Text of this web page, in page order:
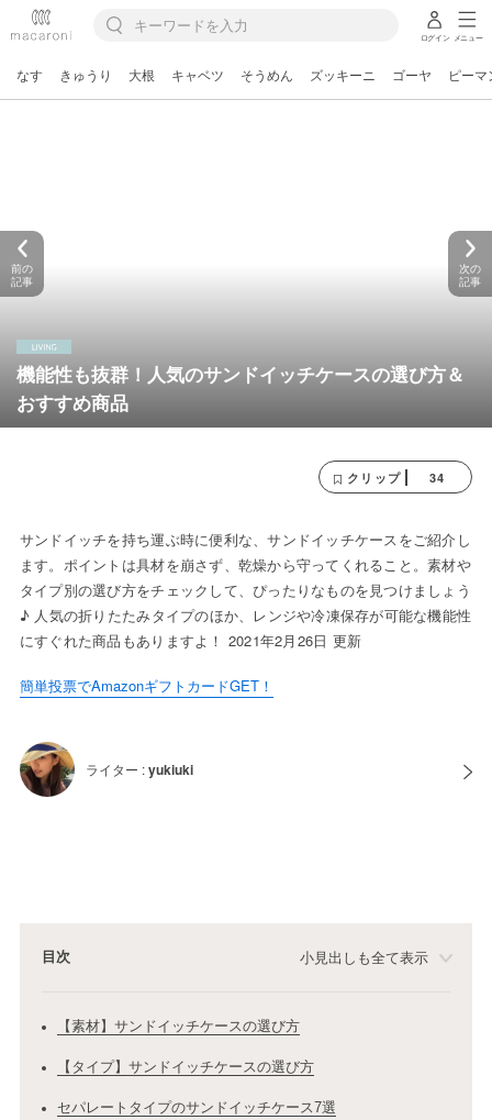
ログイン メニュー
なす きゅうり 大根 キャベツ そうめん ズッキーニ ゴーヤ ピーマ
機能性も抜群！人気のサンドイッチケースの選び方＆
おすすめ商品
前の
記事
次の
記事
クリップ 34
サンドイッチを持ち運ぶ時に便利な、サンドイッチケースをご紹介し
ます。ポイントは具材を崩さず、乾燥から守ってくれること。素材や
タイプ別の選び方をチェックして、ぴったりなものを見つけましょう
♪ 人気の折りたたみタイプのほか、レンジや冷凍保存が可能な機能性
にすぐれた商品もありますよ！ 2021年2月26日 更新
簡単投票でAmazonギフトカードGET！
ライター :yukiuki
目次 小見出しも全て表示
【素材】サンドイッチケースの選び方
【タイプ】サンドイッチケースの選び方
セパレートタイプのサンドイッチケース7選